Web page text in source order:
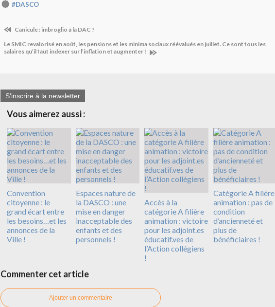
#DASCO
Canicule : imbroglio à la DAC ?
Le SMIC revalorisé en août, les pensions et les minima sociaux réévalués en juillet. Ce sont tous les
salaires qu’il faut indexer sur l’inflation et augmenter !
S'inscrire à la newsletter
Vous aimerez aussi :
Convention
citoyenne : le
grand écart entre
les besoins…et les
annonces de la
Ville !
Espaces nature de
la DASCO : une
mise en danger
inacceptable des
enfants et des
personnels !
Accès à la
catégorie A filière
animation : victoire
pour les adjoint.es
éducatif.ves de
l’Action collégiens
!
Catégorie A filière
animation : pas de
condition
d’ancienneté et
plus de
bénéficiaires !
Commenter cet article
Ajouter un commentaire